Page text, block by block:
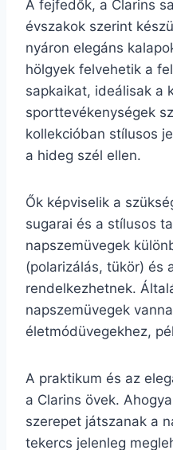
A fejfedők, a Clarins
évszakok szerint
nyáron elegáns
hölgyek felvehetik a
sapkaikat, ideálisak a
sporttevékenységek
kollekcióban stílusos
a hideg szél ellen.
Ők képviselik a
sugarai és a stílusos
napszemüvegek
(polarizálás, tükör) és
rendelkezhetnek.
napszemüvegek
életmódüvegekhez,
A praktikum és az
a Clarins övek.
szerepet játszanak a
tekercs jelenleg